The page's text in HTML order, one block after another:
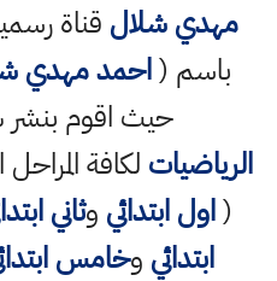
مهدي شلال قناة
باسم (احمد مهدي
حيث اقوم
الرياضيات لكافة
(اول ابتدائي وثاني
ابتدائي وخامس